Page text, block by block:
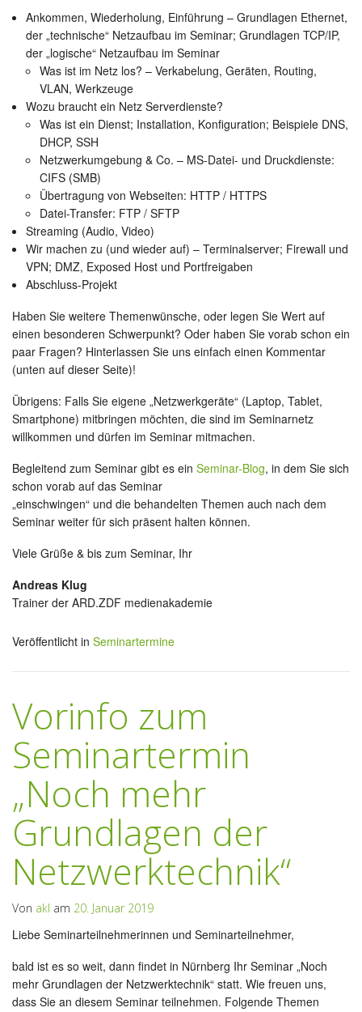
Ankommen, Wiederholung, Einführung – Grundlagen Ethernet,
der „technische“ Netzaufbau im Seminar; Grundlagen TCP/IP,
der „logische“ Netzaufbau im Seminar
Was ist im Netz los? – Verkabelung, Geräten, Routing,
VLAN, Werkzeuge
Wozu braucht ein Netz Serverdienste?
Was ist ein Dienst; Installation, Konfiguration; Beispiele DNS,
DHCP, SSH
Netzwerkumgebung & Co. – MS-Datei- und Druckdienste:
CIFS (SMB)
Übertragung von Webseiten: HTTP / HTTPS
Datei-Transfer: FTP / SFTP
Streaming (Audio, Video)
Wir machen zu (und wieder auf) – Terminalserver; Firewall und
VPN; DMZ, Exposed Host und Portfreigaben
Abschluss-Projekt
Haben Sie weitere Themenwünsche, oder legen Sie Wert auf
einen besonderen Schwerpunkt? Oder haben Sie vorab schon ein
paar Fragen? Hinterlassen Sie uns einfach einen Kommentar
(unten auf dieser Seite)!
Übrigens: Falls Sie eigene „Netzwerkgeräte“ (Laptop, Tablet,
Smartphone) mitbringen möchten, die sind im Seminarnetz
willkommen und dürfen im Seminar mitmachen.
Begleitend zum Seminar gibt es ein Seminar-Blog, in dem Sie sich
schon vorab auf das Seminar
„einschwingen“ und die behandelten Themen auch nach dem
Seminar weiter für sich präsent halten können.
Viele Grüße & bis zum Seminar, Ihr
Andreas Klug
Trainer der ARD.ZDF medienakademie
Veröffentlicht in Seminartermine
Vorinfo zum
Seminartermin
„Noch mehr
Grundlagen der
Netzwerktechnik“
Von akl am 20. Januar 2019
Liebe Seminarteilnehmerinnen und Seminarteilnehmer,
bald ist es so weit, dann findet in Nürnberg Ihr Seminar „Noch
mehr Grundlagen der Netzwerktechnik“ statt. Wie freuen uns,
dass Sie an diesem Seminar teilnehmen. Folgende Themen